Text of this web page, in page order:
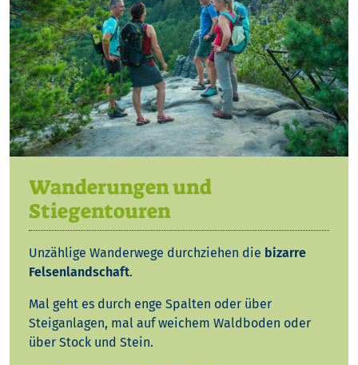
Wanderungen und
Stiegentouren
Unzählige Wanderwege durchziehen die bizarre
Felsenlandschaft.
Mal geht es durch enge Spalten oder über
Steiganlagen, mal auf weichem Waldboden oder
über Stock und Stein.